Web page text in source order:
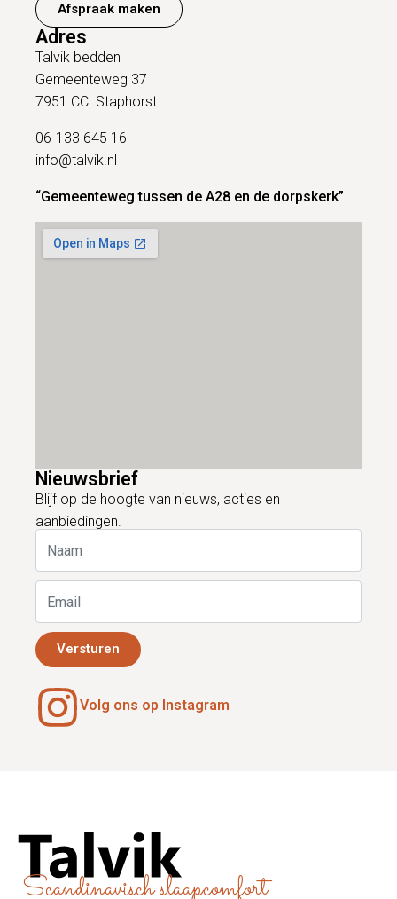
Afspraak maken
Adres
Talvik bedden
Gemeenteweg 37
7951 CC Staphorst
06-133 645 16
info@talvik.nl
“Gemeenteweg tussen de A28 en de dorpskerk”
Nieuwsbrief
Blijf op de hoogte van nieuws, acties en
aanbiedingen.
Versturen
Volg ons op Instagram
Scandinavisch slaapcomfort